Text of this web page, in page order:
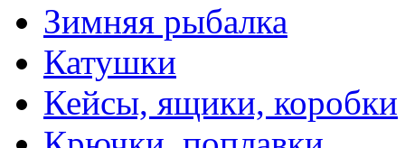
Зимняя рыбалка
Катушки
Кейсы, ящики, коробки